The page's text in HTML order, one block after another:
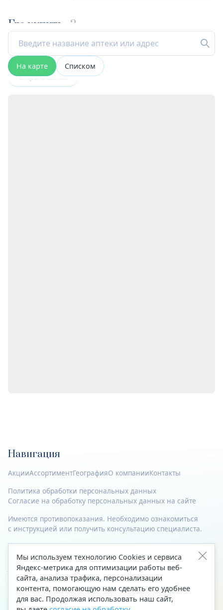
Где купить 2
На карте Списком
Открыта сейчас
Навигация
АкцииАссортиментГеографияО компанииКонтакты
Политика обработки персональных данных
Согласие на обработку персональных данных на сайте
Имеются противопоказания. Необходимо ознакомиться
с инструкцией или получить консультацию специалиста.
© 2023—2026 Все права защищены.
Адрес
Архангельск, ул. Папанина, д. 19 (вход в здание со стороны
автоцентра «Тойота»)
Мы используем технологию Cookies и сервиса
Яндекс-метрика для оптимизации работы веб-
сайта, анализа трафика, персонализации
контента, помогающую нам сделать его удобнее
для вас. Продолжая использовать наш сайт,